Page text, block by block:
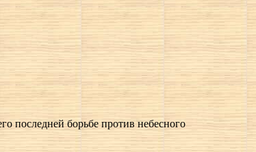
последней борьбе против небесного